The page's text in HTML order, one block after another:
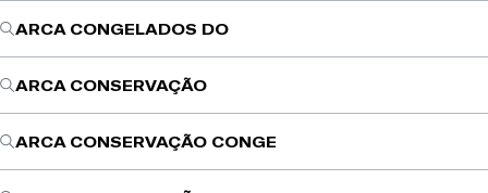
ARCA CONGELADOS DO
ARCA CONSERVAÇÃO
ARCA CONSERVAÇÃO CONGE